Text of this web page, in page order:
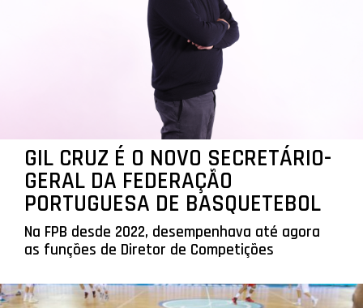
GIL CRUZ É O NOVO SECRETÁRIO-
GERAL DA FEDERAÇÃO
PORTUGUESA DE BASQUETEBOL
Na FPB desde 2022, desempenhava até agora
as funções de Diretor de Competições